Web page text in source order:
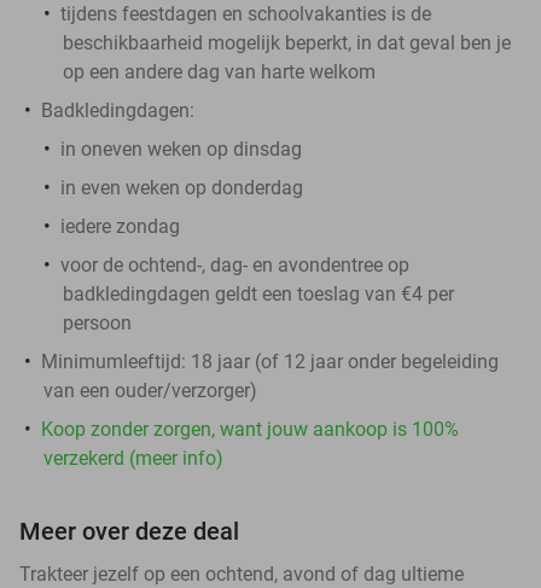
tijdens feestdagen en schoolvakanties is de
beschikbaarheid mogelijk beperkt, in dat geval ben je
op een andere dag van harte welkom
Badkledingdagen:
in oneven weken op dinsdag
in even weken op donderdag
iedere zondag
voor de ochtend-, dag- en avondentree op
badkledingdagen geldt een toeslag van €4 per
persoon
Minimumleeftijd: 18 jaar (of 12 jaar onder begeleiding
van een ouder/verzorger)
Koop zonder zorgen, want jouw aankoop is 100%
verzekerd (meer info)
Meer over deze deal
Trakteer jezelf op een ochtend, avond of dag ultieme